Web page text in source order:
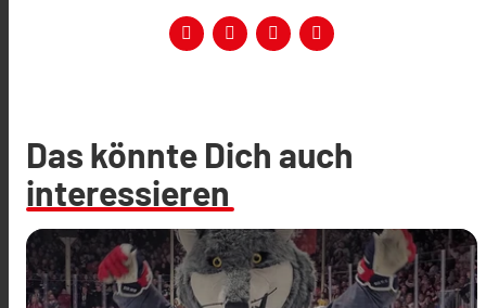
Das könnte Dich auch
interessieren